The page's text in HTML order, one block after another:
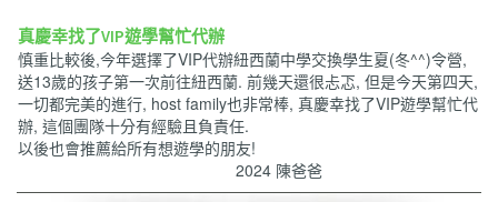
真慶幸找了VIP遊學幫忙代辦
慎重比較後,今年選擇了VIP代辦紐西蘭中學交換學生夏(冬^^)令營,
送13歲的孩子第一次前往紐西蘭. 前幾天還很忐忑, 但是今天第四天,
一切都完美的進行, host family也非常棒, 真慶幸找了VIP遊學幫忙代
辦, 這個團隊十分有經驗且負責任.
以後也會推薦給所有想遊學的朋友!
2024 陳爸爸